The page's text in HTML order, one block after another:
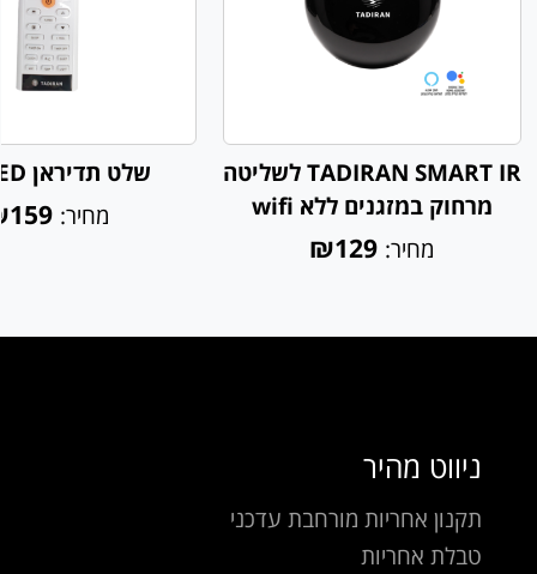
TADIRAN SMART IR לשליטה
מרחוק במזגנים ללא wifi
מחיר: ₪129
שלט תדיראן 3SPEED
מחיר:
ניווט מהיר
תקנון אחריות מורחבת עדכני
טבלת אחריות